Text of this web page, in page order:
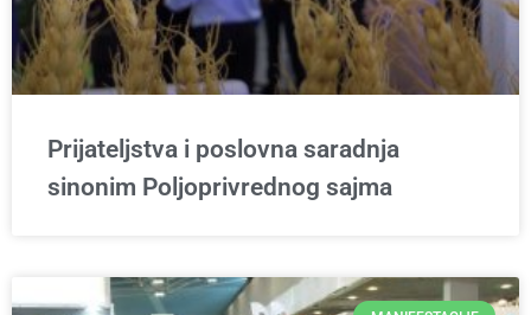
Prijateljstva i poslovna saradnja
sinonim Poljoprivrednog sajma